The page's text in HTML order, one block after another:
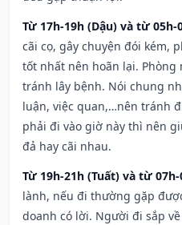
Từ 17h-19h (Dậu) và từ 05h-
cãi cọ, gây chuyện đói kém,
tốt nhất nên hoãn lại.
tránh lây bệnh. Nói chung
luận, việc quan,…nên tránh
phải đi vào giờ này thì nên
đả hay cãi nhau.
Từ 19h-21h (Tuất) và từ
lành, nếu đi thường gặp
doanh có lời. Người đi sắp